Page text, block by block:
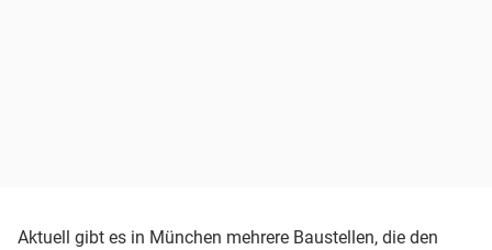
Aktuell gibt es in München mehrere Baustellen, die den